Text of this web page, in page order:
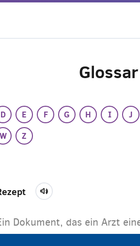
Glossar
D E F G H I J
W Z
Dokument, das ein Arzt